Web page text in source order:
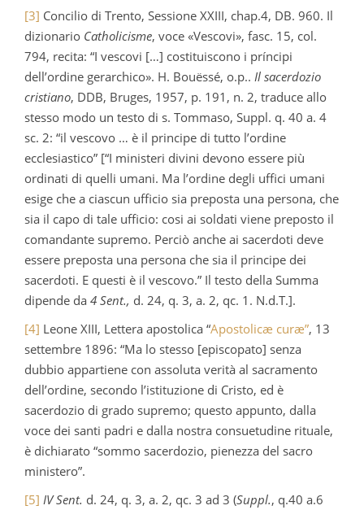
[3] Concilio di Trento, Sessione XXIII, chap.4, DB. 960. Il
dizionario Catholicisme, voce «Vescovi», fasc. 15, col.
794, recita: “I vescovi […] costituiscono i príncipi
dell’ordine gerarchico». H. Bouëssé, o.p.. Il sacerdozio
cristiano, DDB, Bruges, 1957, p. 191, n. 2, traduce allo
stesso modo un testo di s. Tommaso, Suppl. q. 40 a. 4
sc. 2: “il vescovo … è il principe di tutto l’ordine
ecclesiastico” [“I ministeri divini devono essere più
ordinati di quelli umani. Ma l’ordine degli uffici umani
esige che a ciascun ufficio sia preposta una persona, che
sia il capo di tale ufficio: cosi ai soldati viene preposto il
comandante supremo. Perciò anche ai sacerdoti deve
essere preposta una persona che sia il principe dei
sacerdoti. E questi è il vescovo.” Il testo della Summa
dipende da 4 Sent., d. 24, q. 3, a. 2, qc. 1. N.d.T.].
[4] Leone XIII, Lettera apostolica “Apostolicæ curæ”, 13
settembre 1896: “Ma lo stesso [episcopato] senza
dubbio appartiene con assoluta verità al sacramento
dell’ordine, secondo l’istituzione di Cristo, ed è
sacerdozio di grado supremo; questo appunto, dalla
voce dei santi padri e dalla nostra consuetudine rituale,
è dichiarato “sommo sacerdozio, pienezza del sacro
ministero”.
[5] IV Sent. d. 24, q. 3, a. 2, qc. 3 ad 3 (Suppl., q.40 a.6